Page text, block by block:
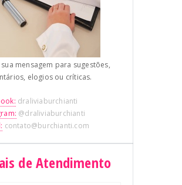
sua mensagem para sugestões,
elogios ou críticas.
draliviaburchianti
@draliviaburchianti
contato@burchianti.com
de Atendimento